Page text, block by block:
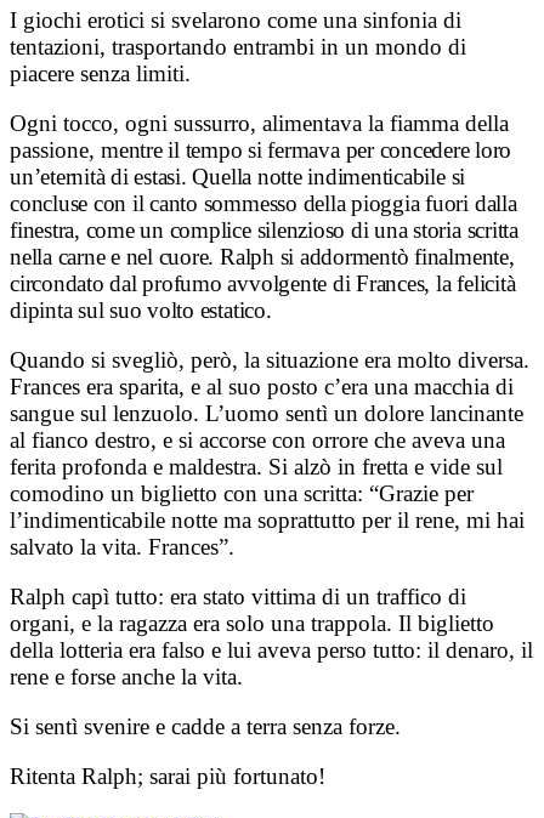
I giochi erotici si svelarono come una sinfonia di
tentazioni, trasportando entrambi in un mondo di
piacere senza limiti.
Ogni tocco, ogni sussurro, alimentava la fiamma della
passione, mentre il tempo si fermava per concedere loro
un’eternità di estasi. Quella notte indimenticabile si
concluse con il canto sommesso della pioggia fuori dalla
finestra, come un complice silenzioso di una storia scritta
nella carne e nel cuore. Ralph si addormentò finalmente,
circondato dal profumo avvolgente di Frances, la felicità
dipinta sul suo volto estatico.
Quando si svegliò, però, la situazione era molto diversa.
Frances era sparita, e al suo posto c’era una macchia di
sangue sul lenzuolo. L’uomo sentì un dolore lancinante
al fianco destro, e si accorse con orrore che aveva una
ferita profonda e maldestra. Si alzò in fretta e vide sul
comodino un biglietto con una scritta: “Grazie per
l’indimenticabile notte ma soprattutto per il rene, mi hai
salvato la vita. Frances”.
Ralph capì tutto: era stato vittima di un traffico di
organi, e la ragazza era solo una trappola. Il biglietto
della lotteria era falso e lui aveva perso tutto: il denaro, il
rene e forse anche la vita.
Si sentì svenire e cadde a terra senza forze.
Ritenta Ralph; sarai più fortunato!